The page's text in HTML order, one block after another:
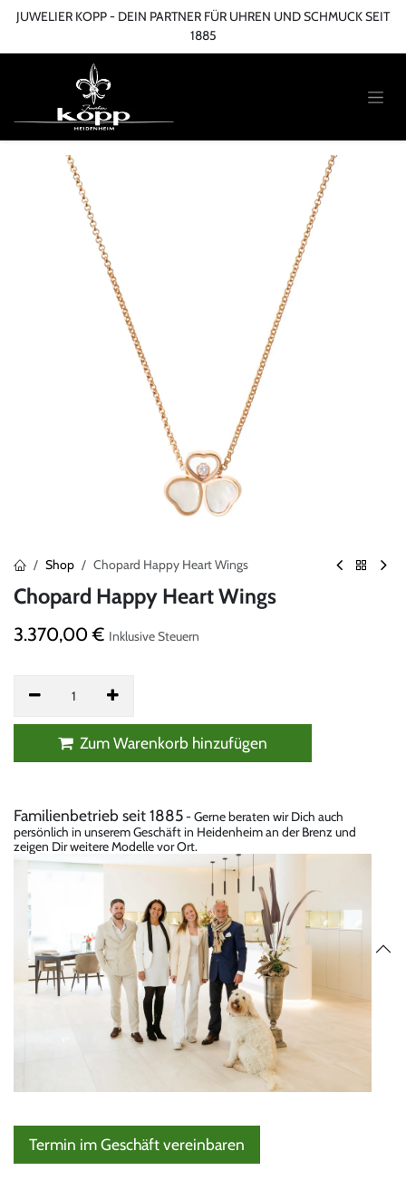
Zum Inhalt springen
JUWELIER KOPP - DEIN PARTNER FÜR UHREN UND SCHMUCK SEIT
1885
Shop Chopard Happy Heart Wings
Chopard Happy Heart Wings
3.370,00€ Inklusive Steuern
Zum Warenkorb hinzufügen
Familienbetrieb seit 1885- Gerne beraten wir Dich auch
persönlich in unserem Geschäft in Heidenheim an der Brenz und
zeigen Dir weitere Modelle vor Ort.
Termin im Geschäft vereinbaren